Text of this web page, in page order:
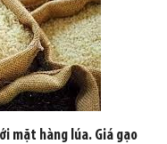
mặt hàng lúa. Giá gạo